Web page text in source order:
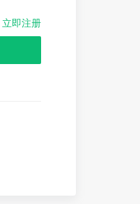
立即注册